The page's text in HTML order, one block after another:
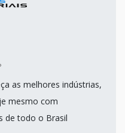
as melhores indústrias,
mesmo com
de todo o Brasil